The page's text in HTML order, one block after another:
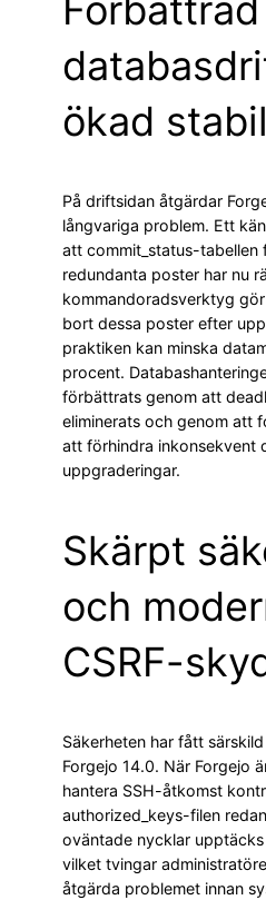
Förbättrad
ökad
På driftsidan åtgärdar
långvariga problem. Ett
att commit_status-tabellen
redundanta poster har nu
kommandoradsverktyg
bort dessa poster efter
praktiken kan minska
procent.
förbättrats genom att
eliminerats och genom att
att förhindra inkonsekvent
uppgraderingar.
Skärpt
och
CSRF-
Säkerheten har fått
Forgejo 14.0. När Forgejo
hantera SSH-åtkomst
authorized_keys-filen
oväntade nycklar
vilket tvingar
åtgärda problemet innan